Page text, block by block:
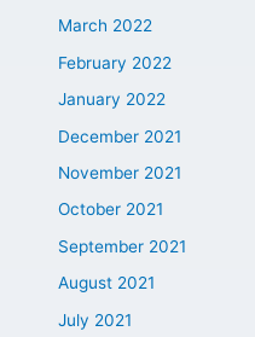
March 2022
February 2022
January 2022
December 2021
November 2021
October 2021
September 2021
August 2021
July 2021